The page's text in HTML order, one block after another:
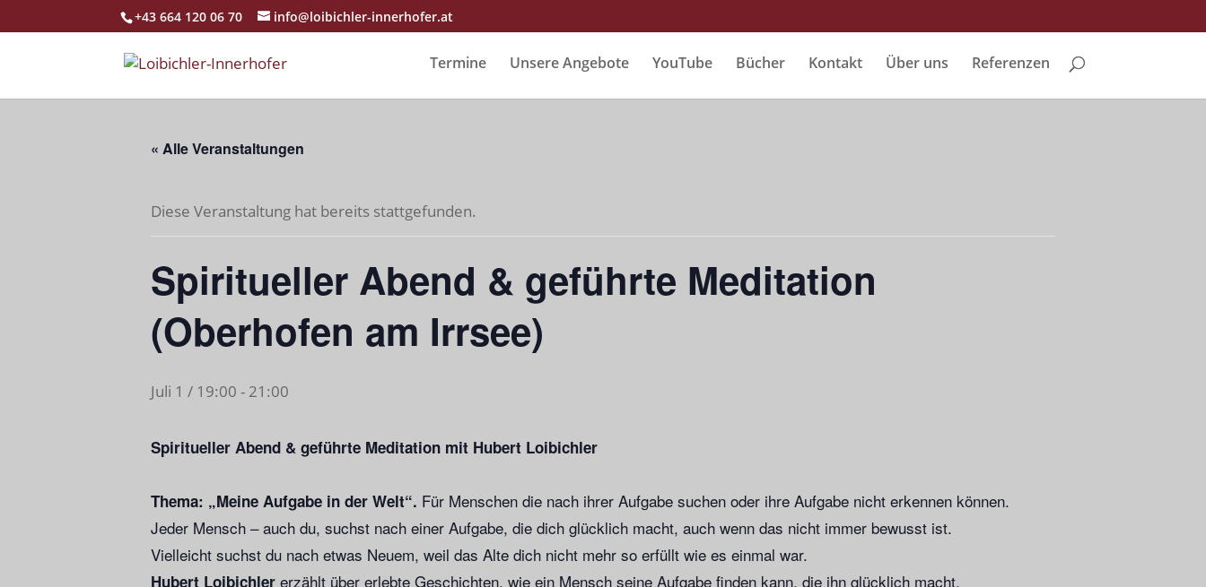
+43 664 120 06 70 info@loibichler-innerhofer.at
Termine Unsere Angebote YouTube Bücher Kontakt Über uns Referenzen
« Alle Veranstaltungen
Diese Veranstaltung hat bereits stattgefunden.
Spiritueller Abend & geführte Meditation
(Oberhofen am Irrsee)
Juli 1 / 19:00 - 21:00
Spiritueller Abend & geführte Meditation mit Hubert Loibichler
Thema: „Meine Aufgabe in der Welt“. Für Menschen die nach ihrer Aufgabe suchen oder ihre Aufgabe nicht erkennen können.
Jeder Mensch – auch du, suchst nach einer Aufgabe, die dich glücklich macht, auch wenn das nicht immer bewusst ist.
Vielleicht suchst du nach etwas Neuem, weil das Alte dich nicht mehr so erfüllt wie es einmal war.
Hubert Loibichler erzählt über erlebte Geschichten, wie ein Mensch seine Aufgabe finden kann, die ihn glücklich macht.